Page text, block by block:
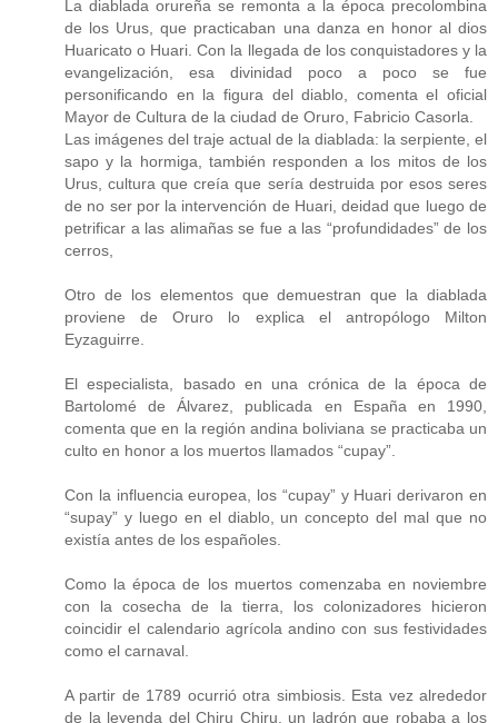
La diablada orureña se remonta a la época precolombina
de los Urus, que practicaban una danza en honor al dios
Huaricato o Huari. Con la llegada de los conquistadores y la
evangelización, esa divinidad poco a poco se fue
personificando en la figura del diablo, comenta el oficial
Mayor de Cultura de la ciudad de Oruro, Fabricio Casorla.
Las imágenes del traje actual de la diablada: la serpiente, el
sapo y la hormiga, también responden a los mitos de los
Urus, cultura que creía que sería destruida por esos seres
de no ser por la intervención de Huari, deidad que luego de
petrificar a las alimañas se fue a las “profundidades” de los
cerros,
Otro de los elementos que demuestran que la diablada
proviene de Oruro lo explica el antropólogo Milton
Eyzaguirre.
El especialista, basado en una crónica de la época de
Bartolomé de Álvarez, publicada en España en 1990,
comenta que en la región andina boliviana se practicaba un
culto en honor a los muertos llamados “cupay”.
Con la influencia europea, los “cupay” y Huari derivaron en
“supay” y luego en el diablo, un concepto del mal que no
existía antes de los españoles.
Como la época de los muertos comenzaba en noviembre
con la cosecha de la tierra, los colonizadores hicieron
coincidir el calendario agrícola andino con sus festividades
como el carnaval.
A partir de 1789 ocurrió otra simbiosis. Esta vez alrededor
de la leyenda del Chiru Chiru, un ladrón que robaba a los